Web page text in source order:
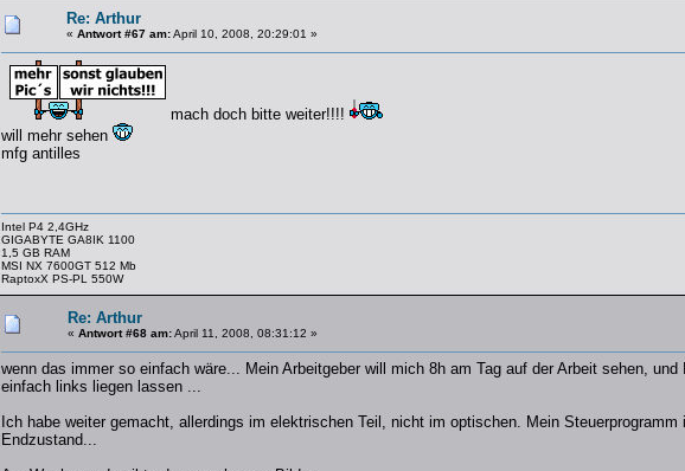
Re: Arthur
« Antwort #67 am:April 10, 2008, 20:29:01 »
mach doch bitte weiter!!!!
will mehr sehen
mfg antilles
Intel P4 2,4GHz
GIGABYTE GA8IK 1100
1,5 GB RAM
MSI NX 7600GT 512 Mb
RaptoxX PS-PL 550W
Re: Arthur
« Antwort #68 am:April 11, 2008, 08:31:12 »
wenn das immer so einfach wäre... Mein Arbeitgeber will mich 8h am Tag auf der Arbeit sehen,
einfach links liegen lassen ...
Ich habe weiter gemacht, allerdings im elektrischen Teil, nicht im optischen. Mein
Endzustand...